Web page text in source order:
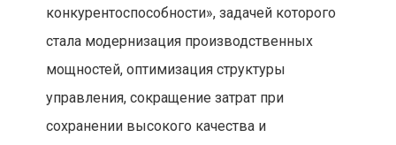
конкурентоспособности», задачей которого
стала модернизация производственных
мощностей, оптимизация структуры
управления, сокращение затрат при
сохранении высокого качества и